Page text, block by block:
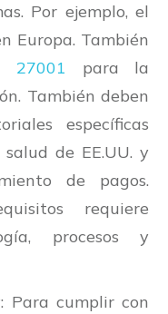
Por ejemplo, el
Europa. También
27001
para la
También deben
específicas
de EE.UU. y
de pagos.
requiere
procesos y
: Para cumplir con